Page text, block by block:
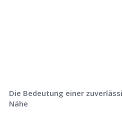
Die Bedeutung einer
Nähe